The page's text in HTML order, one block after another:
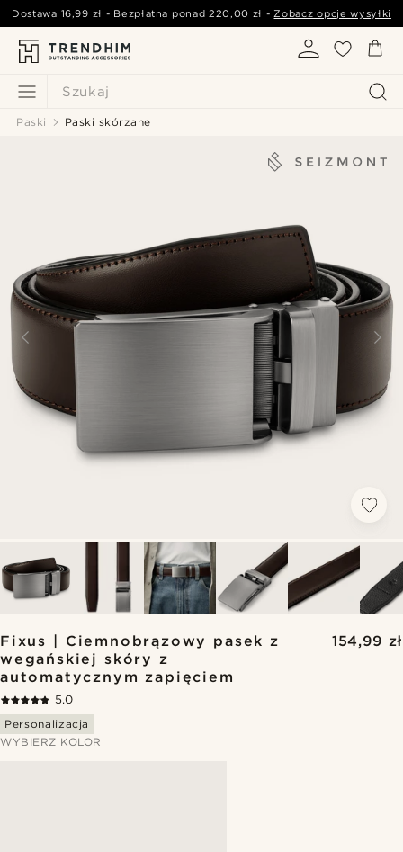
Szukaj
Dostawa 16,99 zł - Bezpłatna ponad220,00 zł -Zobacz opcje wysyłki
Paski Paski skórzane
Fixus | Ciemnobrązowy pasek z
wegańskiej skóry z
automatycznym zapięciem
154,99 zł
5.0
Personalizacja
WYBIERZ KOLOR